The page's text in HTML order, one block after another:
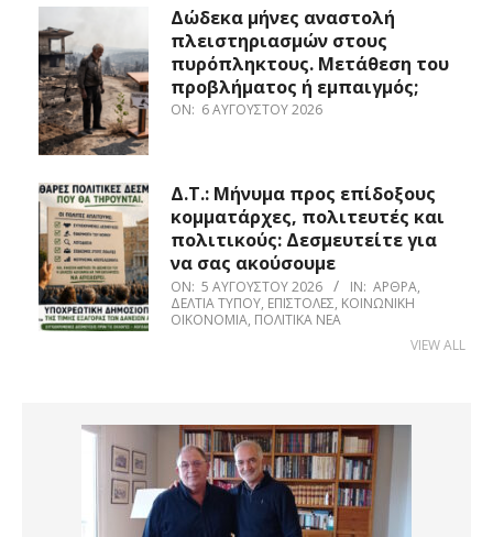
Δώδεκα μήνες αναστολή
πλειστηριασμών στους
πυρόπληκτους. Μετάθεση του
προβλήματος ή εμπαιγμός;
ON: 6 ΑΥΓΟΎΣΤΟΥ 2026
Δ.Τ.: Μήνυμα προς επίδοξους
κομματάρχες, πολιτευτές και
πολιτικούς: Δεσμευτείτε για
να σας ακούσουμε
ON: 5 ΑΥΓΟΎΣΤΟΥ 2026 IN: ΆΡΘΡΑ,
ΔΕΛΤΊΑ ΤΎΠΟΥ, ΕΠΙΣΤΟΛΈΣ, ΚΟΙΝΩΝΙΚΉ
ΟΙΚΟΝΟΜΊΑ, ΠΟΛΙΤΙΚΆ ΝΈΑ
VIEW ALL